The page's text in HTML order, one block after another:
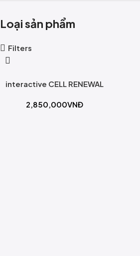
Loại sản phẩm
Filters
interactive CELL RENEWAL
2,850,000VNĐ